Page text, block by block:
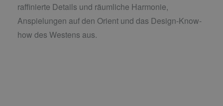
raffinierte Details und räumliche Harmonie,
Anspielungen auf den Orient und das Design-Know-
how des Westens aus.